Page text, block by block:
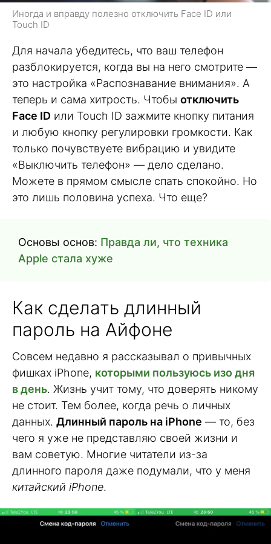
Иногда и вправду полезно отключить Face ID или
Touch ID
Для начала убедитесь, что ваш телефон
разблокируется, когда вы на него смотрите —
это настройка «Распознавание внимания». А
теперь и сама хитрость. Чтобы отключить
Face ID или Touch ID зажмите кнопку питания
и любую кнопку регулировки громкости. Как
только почувствуете вибрацию и увидите
«Выключить телефон» — дело сделано.
Можете в прямом смысле спать спокойно. Но
это лишь половина успеха. Что еще?
Основы основ: Правда ли, что техника
Apple стала хуже
Как сделать длинный
пароль на Айфоне
Совсем недавно я рассказывал о привычных
фишках iPhone, которыми пользуюсь изо дня
в день. Жизнь учит тому, что доверять никому
не стоит. Тем более, когда речь о личных
данных. Длинный пароль на iPhone — то, без
чего я уже не представляю своей жизни и
вам советую. Многие читатели из-за
длинного пароля даже подумали, что у меня
китайский iPhone.